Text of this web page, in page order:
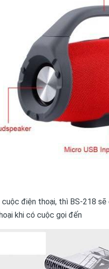
cuộc điện thoại, thì BS-218
khi có cuộc gọi đến